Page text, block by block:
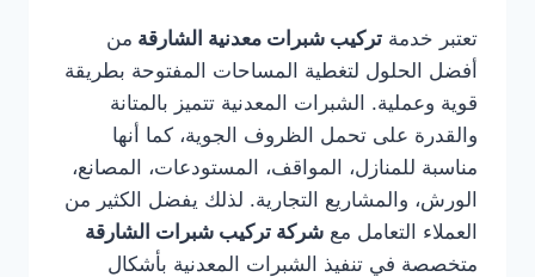
تعتبر خدمة تركيب شبرات معدنية الشارقة من
أفضل الحلول لتغطية المساحات المفتوحة بطريقة
قوية وعملية. الشبرات المعدنية تتميز بالمتانة
والقدرة على تحمل الظروف الجوية، كما أنها
مناسبة للمنازل، المواقف، المستودعات، المصانع،
الورش، والمشاريع التجارية. لذلك يفضل الكثير من
العملاء التعامل مع شركة تركيب شبرات الشارقة
متخصصة في تنفيذ الشبرات المعدنية بأشكال